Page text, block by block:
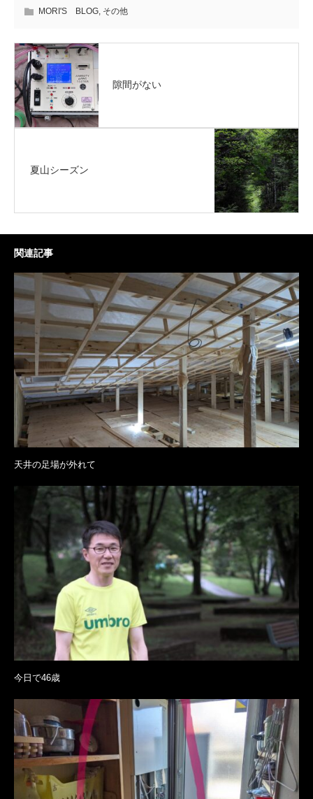
MORI'S BLOG, その他
隙間がない
夏山シーズン
関連記事
天井の足場が外れて
今日で46歳